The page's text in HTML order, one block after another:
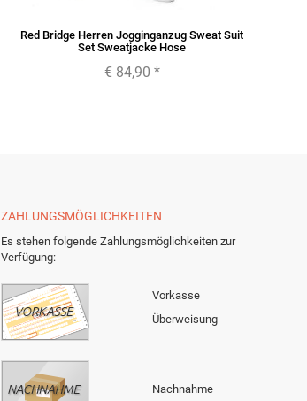
Red Bridge Herren Jogginganzug Sweat Suit
Set Sweatjacke Hose
€ 84,90 *
ZAHLUNGSMÖGLICHKEITEN
Es stehen folgende Zahlungsmöglichkeiten zur
Verfügung:
Vorkasse
Überweisung
Nachnahme